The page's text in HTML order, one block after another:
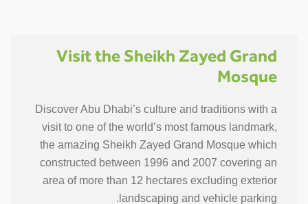
Visit the Sheikh Zayed Grand
Mosque
Discover Abu Dhabi’s culture and traditions with a
visit to one of the world’s most famous landmark,
the amazing Sheikh Zayed Grand Mosque which
constructed between 1996 and 2007 covering an
area of more than 12 hectares excluding exterior
landscaping and vehicle parking.